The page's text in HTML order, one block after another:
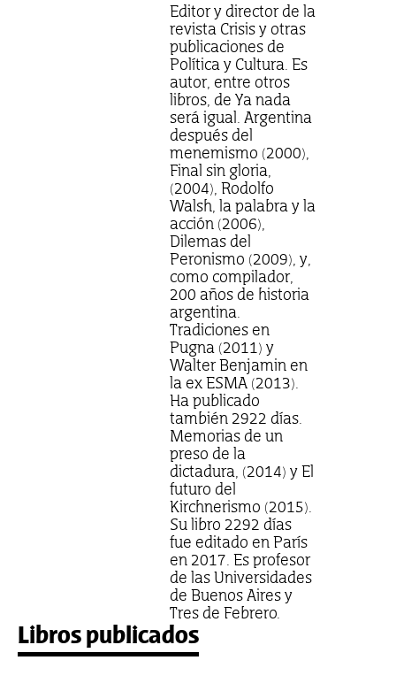
Editor y director de la
revista Crisis y otras
publicaciones de
Política y Cultura. Es
autor, entre otros
libros, de Ya nada
será igual. Argentina
después del
menemismo (2000),
Final sin gloria,
(2004), Rodolfo
Walsh, la palabra y la
acción (2006),
Dilemas del
Peronismo (2009), y,
como compilador,
200 años de historia
argentina.
Tradiciones en
Pugna (2011) y
Walter Benjamin en
la ex ESMA (2013).
Ha publicado
también 2922 días.
Memorias de un
preso de la
dictadura, (2014) y El
futuro del
Kirchnerismo (2015).
Su libro 2292 días
fue editado en París
en 2017. Es profesor
de las Universidades
de Buenos Aires y
Tres de Febrero.
Libros publicados